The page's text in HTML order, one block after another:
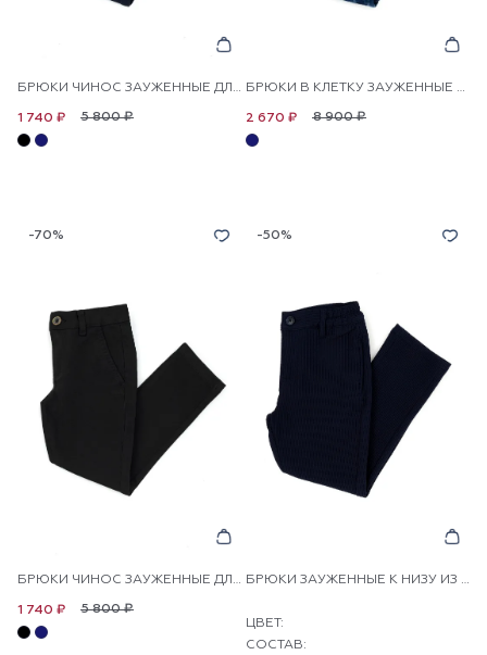
БРЮКИ ЧИНОС ЗАУЖЕННЫЕ ДЛЯ МАЛЬЧИКОВ
5 800 ₽
1 740 ₽
БРЮКИ В КЛЕТКУ ЗАУЖЕННЫЕ К НИЗУ ДЛЯ МАЛЬЧИКОВ
8 900 ₽
2 670 ₽
-70%
БРЮКИ ЧИНОС ЗАУЖЕННЫЕ ДЛЯ МАЛЬЧИКОВ
5 800 ₽
1 740 ₽
-50%
БРЮКИ ЗАУЖЕННЫЕ К НИЗУ ИЗ ЖАТОЙ ТКАНИ ДЛЯ МАЛЬЧИКОВ U.S. POLO ASSN. СТАНЕТ СТИЛЬНЫМ ДОПОЛНЕНИЕМ ПОВСЕДНЕВНОГО ГАРДЕРОБА. ЭЛАСТИЧНЫЕ ВОЛОКНА ПОМОГАЮТ ИЗДЕЛИЮ ЛУЧШЕ СОХРАНЯТЬ ФОРМУ. БРЮКИ ЛЕГКО ВПИШУТСЯ В БАЗОВЫЙ ГАРДЕРОБ.
ЦВЕТ:
СОСТАВ: